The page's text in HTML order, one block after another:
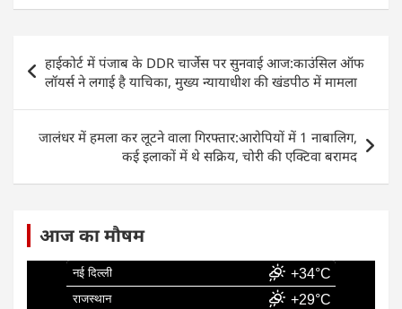
c
e
b
o
o
at
s
A
p
p
k
e
dI
n
ai
l
ar
e
Post
navigation
हाईकोर्ट में पंजाब के DDR चार्जेस पर सुनवाई आज:काउंसिल ऑफ
लॉयर्स ने लगाई है याचिका, मुख्य न्यायाधीश की खंडपीठ में मामला
जालंधर में हमला कर लूटने वाला गिरफ्तार:आरोपियों में 1 नाबालिग,
कई इलाकों में थे सक्रिय, चोरी की एक्टिवा बरामद
आज का मौषम
नई दिल्ली +34°C
राजस्थान +29°C